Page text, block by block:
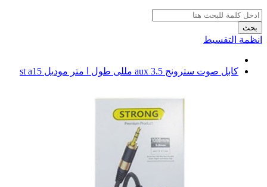
بحث
انظمة التقسيط
كابل صوت سترونج aux 3.5 مللى طول ا متر موديل st a15